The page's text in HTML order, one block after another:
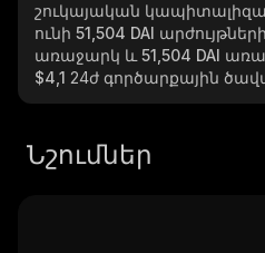
շուկայական
ունի 51,504 DAI
առաջարկ և 51,504 DAI
$4,1 24ժ գործարքային
Նշումներ